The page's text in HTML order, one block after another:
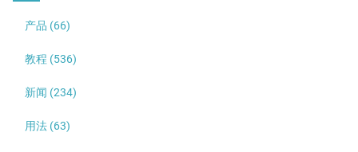
产品 (66)
教程 (536)
新闻 (234)
用法 (63)